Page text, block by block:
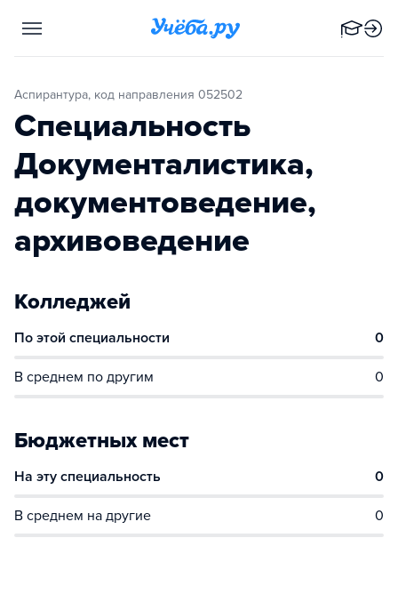
Аспирантура, код направления 052502
Специальность
Документалистика,
документоведение,
архивоведение
Колледжей
По этой специальности 0
В среднем по другим 0
Бюджетных мест
На эту специальность 0
В среднем на другие 0